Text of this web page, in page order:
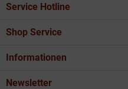
Service Hotline
Shop Service
Informationen
Newsletter